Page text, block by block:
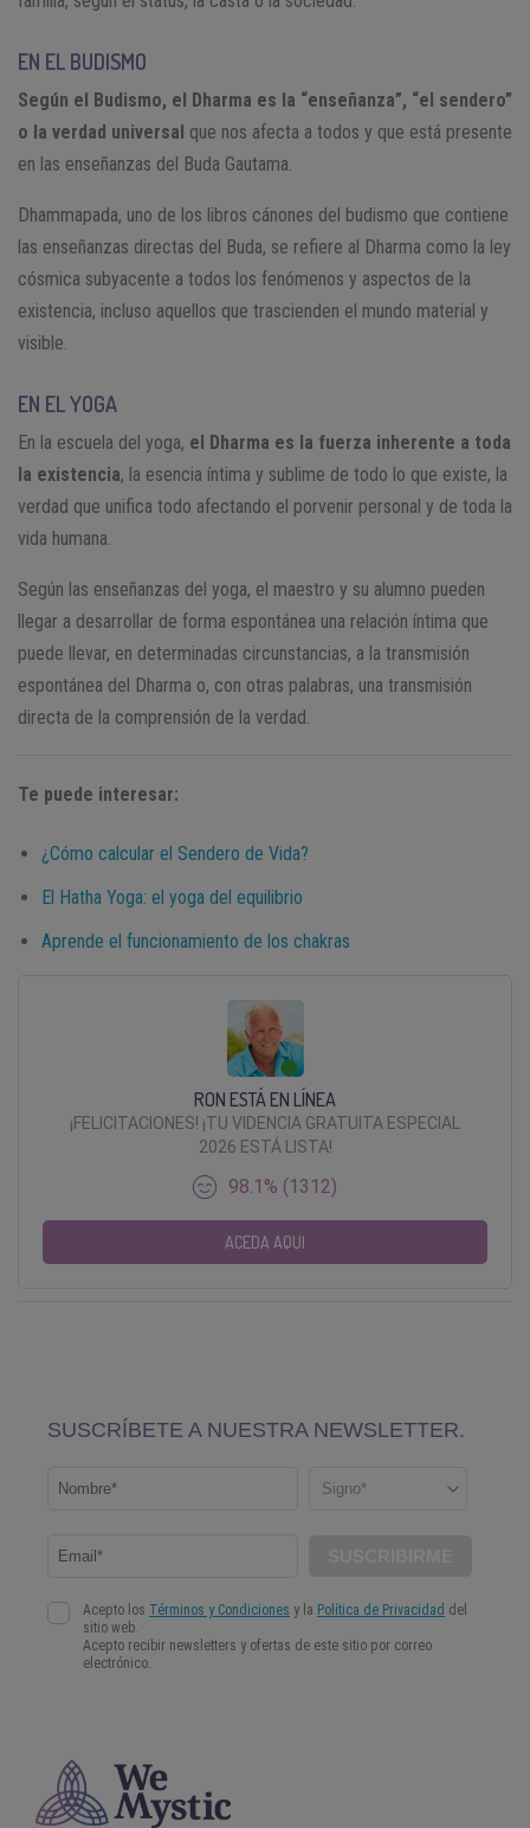
EN EL BUDISMO
Según el Budismo, el Dharma es la “enseñanza”, “el sendero”
o la verdad universal que nos afecta a todos y que está presente
en las enseñanzas del Buda Gautama.
Dhammapada, uno de los libros cánones del budismo que contiene
las enseñanzas directas del Buda, se refiere al Dharma como la ley
cósmica subyacente a todos los fenómenos y aspectos de la
existencia, incluso aquellos que trascienden el mundo material y
visible.
EN EL YOGA
En la escuela del yoga, el Dharma es la fuerza inherente a toda
la existencia, la esencia íntima y sublime de todo lo que existe, la
verdad que unifica todo afectando el porvenir personal y de toda la
vida humana.
Según las enseñanzas del yoga, el maestro y su alumno pueden
llegar a desarrollar de forma espontánea una relación íntima que
puede llevar, en determinadas circunstancias, a la transmisión
espontánea del Dharma o, con otras palabras, una transmisión
directa de la comprensión de la verdad.
Te puede interesar:
¿Cómo calcular el Sendero de Vida?
El Hatha Yoga: el yoga del equilibrio
Aprende el funcionamiento de los chakras
RON ESTÁ EN LÍNEA
¡FELICITACIONES! ¡TU VIDENCIA GRATUITA ESPECIAL
2026 ESTÁ LISTA!
98.1% (1312)
ACEDA AQUI